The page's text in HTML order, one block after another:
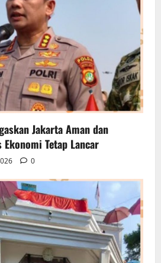
Jakarta Aman dan
Tetap Lancar
0